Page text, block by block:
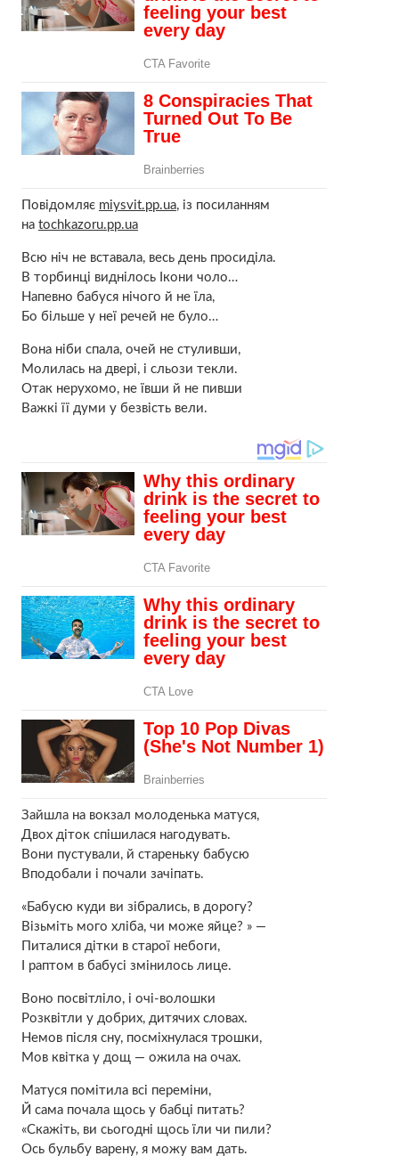
Повідомляє miysvit.pp.ua, із посиланням
на tochkazoru.pp.ua
Всю ніч не вставала, весь день просиділа.
В торбинці виднілось Ікони чоло…
Напевно бабуся нічого й не їла,
Бо більше у неї речей не було…
Вона ніби спала, очей не стуливши,
Молилась на двері, і сльози текли.
Отак нерухомо, не ївши й не пивши
Важкі її думи у безвість вели.
Зайшла на вокзал молоденька матуся,
Двох діток спішилася нагодувать.
Вони пустували, й стареньку бабусю
Вподобали і почали зачіпать.
«Бабусю куди ви зібрались, в дорогу?
Візьміть мого хліба, чи може яйце? » —
Питалися дітки в старої небоги,
І раптом в бабусі змінилось лице.
Воно посвітліло, і очі-волошки
Розквітли у добрих, дитячих словах.
Немов після сну, посміхнулася трошки,
Мов квітка у дощ — ожила на очах.
Матуся помітила всі переміни,
Й сама почала щось у бабці питать?
«Скажіть, ви сьогодні щось їли чи пили?
Ось бульбу варену, я можу вам дать.